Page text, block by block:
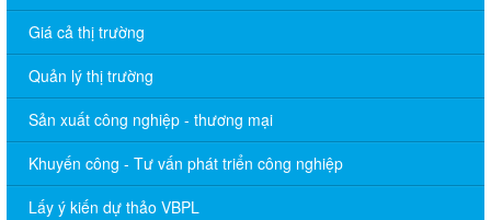
Giá cả thị trường
Quản lý thị trường
Sản xuất công nghiệp - thương mại
Khuyến công - Tư vấn phát triển công nghiệp
Lấy ý kiến dự thảo VBPL